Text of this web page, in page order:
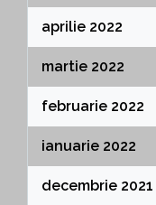
aprilie 2022
martie 2022
februarie 2022
ianuarie 2022
decembrie 2021